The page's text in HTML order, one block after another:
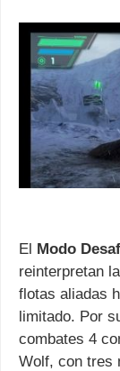
El Modo
reinterpretan
flotas aliadas
limitado. Por
combates 4
Wolf, con tres